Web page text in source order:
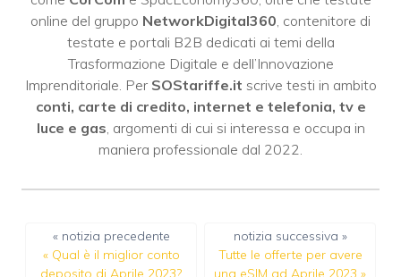
online del gruppo NetworkDigital360 , contenitore di
testate e portali B2B dedicati ai temi della
Trasformazione Digitale e dell’Innovazione
Imprenditoriale. Per SOStariffe.it scrive testi in ambito
conti, carte di credito, internet e telefonia, tv e
luce e gas , argomenti di cui si interessa e occupa in
maniera professionale dal 2022.
« notizia precedente
« Qual è il miglior conto
deposito di Aprile 2023?
notizia successiva »
Tutte le offerte per avere
una eSIM ad Aprile 2023 »